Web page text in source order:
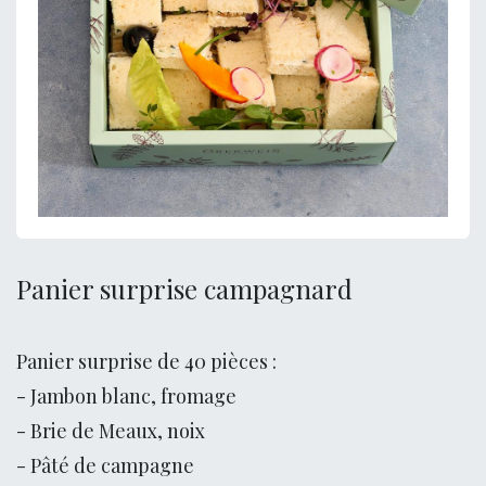
Panier surprise campagnard
Panier surprise de 40 pièces :
- Jambon blanc, fromage
- Brie de Meaux, noix
- Pâté de campagne